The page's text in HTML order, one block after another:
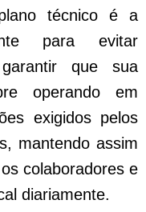
técnico é a
para evitar
que sua
operando em
exigidos pelos
mantendo assim
colaboradores e
diariamente.